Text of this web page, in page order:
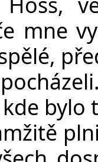
mne
bylo